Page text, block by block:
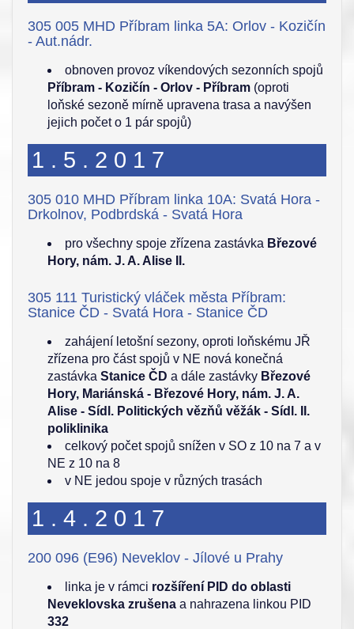
305 005 MHD Příbram linka 5A: Orlov - Kozičín
- Aut.nádr.
obnoven provoz víkendových sezonních spojů
Příbram - Kozičín - Orlov - Příbram (oproti
loňské sezoně mírně upravena trasa a navýšen
jejich počet o 1 pár spojů)
1.5.2017
305 010 MHD Příbram linka 10A: Svatá Hora -
Drkolnov, Podbrdská - Svatá Hora
pro všechny spoje zřízena zastávka Březové
Hory, nám. J. A. Alise II.
305 111 Turistický vláček města Příbram:
Stanice ČD - Svatá Hora - Stanice ČD
zahájení letošní sezony, oproti loňskému JŘ
zřízena pro část spojů v NE nová konečná
zastávka Stanice ČD a dále zastávky Březové
Hory, Mariánská - Březové Hory, nám. J. A.
Alise - Sídl. Politických vězňů věžák - Sídl. II.
poliklinika
celkový počet spojů snížen v SO z 10 na 7 a v
NE z 10 na 8
v NE jedou spoje v různých trasách
1.4.2017
200 096 (E96) Neveklov - Jílové u Prahy
linka je v rámci rozšíření PID do oblasti
Neveklovska zrušena a nahrazena linkou PID
332